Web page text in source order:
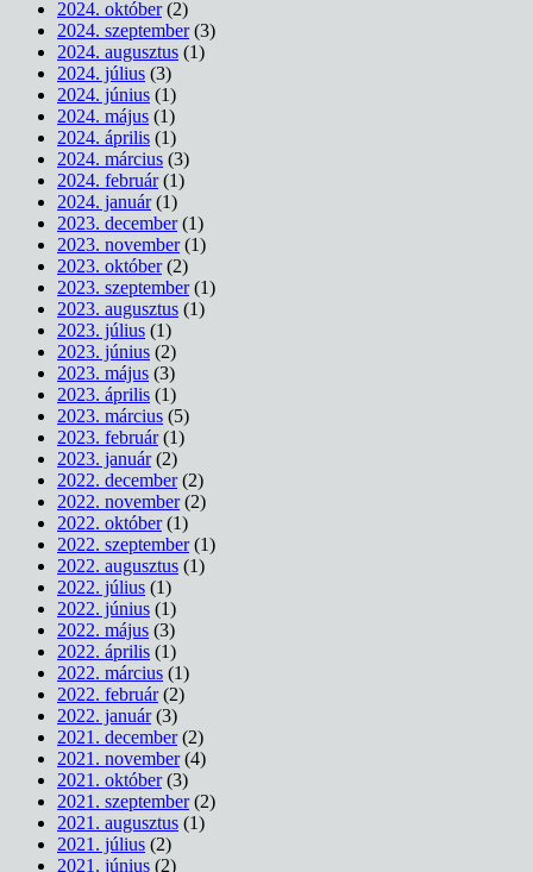
2024. október(2)
2024. szeptember(3)
2024. augusztus (1)
2024. július (3)
2024. június (1)
2024. május (1)
2024. április (1)
2024. március (3)
2024. február(1)
2024. január(1)
2023. december(1)
2023. november(1)
2023. október(2)
2023. szeptember(1)
2023. augusztus (1)
2023. július (1)
2023. június (2)
2023. május (3)
2023. április (1)
2023. március (5)
2023. február(1)
2023. január(2)
2022. december(2)
2022. november(2)
2022. október(1)
2022. szeptember(1)
2022. augusztus (1)
2022. július (1)
2022. június (1)
2022. május (3)
2022. április (1)
2022. március (1)
2022. február(2)
2022. január(3)
2021. december(2)
2021. november(4)
2021. október(3)
2021. szeptember(2)
2021. augusztus (1)
2021. július (2)
2021. június (2)